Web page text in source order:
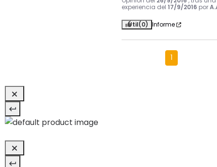
experiencia del 17/9/2016 por
Útil(0) Informe
1